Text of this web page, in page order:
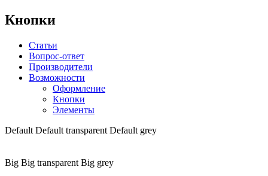
Кнопки
Статьи
Вопрос-ответ
Производители
Возможности
Оформление
Кнопки
Элементы
Default Default transparent Default grey
Big Big transparent Big grey